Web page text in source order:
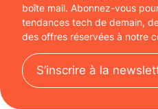
boîte mail. Abonnez-vous
tendances tech de demain,
des offres réservées à notre
S’inscrire à la